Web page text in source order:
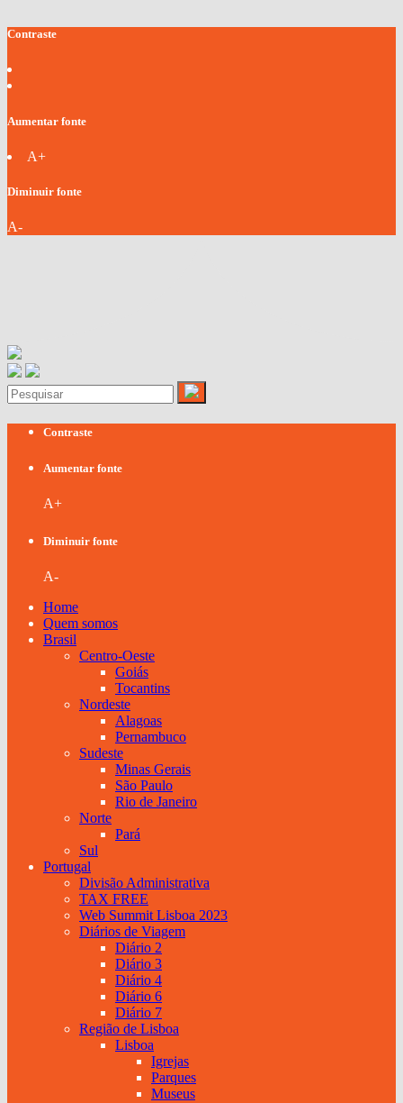
Contraste
Aumentar fonte
A+
Diminuir fonte
A-
Contraste
Aumentar fonte
A+
Diminuir fonte
A-
Home
Quem somos
Brasil
Centro-Oeste
Goiás
Tocantins
Nordeste
Alagoas
Pernambuco
Sudeste
Minas Gerais
São Paulo
Rio de Janeiro
Norte
Pará
Sul
Portugal
Divisão Administrativa
TAX FREE
Web Summit Lisboa 2023
Diários de Viagem
Diário 2
Diário 3
Diário 4
Diário 6
Diário 7
Região de Lisboa
Lisboa
Igrejas
Parques
Museus